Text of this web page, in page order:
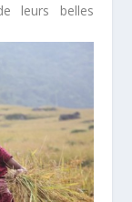
leurs belles